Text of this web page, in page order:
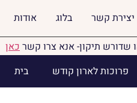
אודות בלוג יצירת קשר
תיקון- אנא צרו קשרכאן
בית
פרוכות לארון קודש